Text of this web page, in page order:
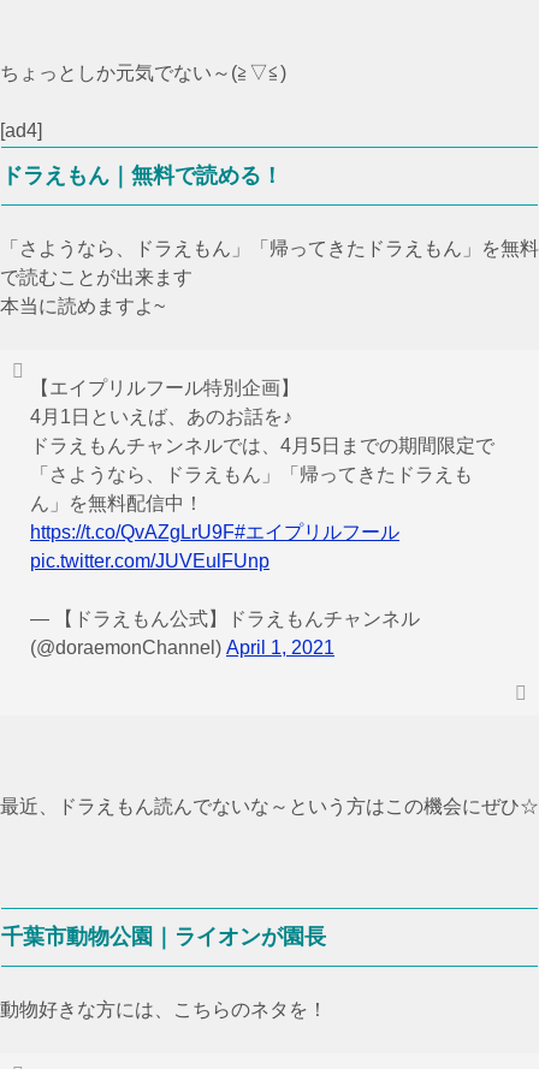
ちょっとしか元気でない～(≧▽≦)
[ad4]
ドラえもん｜無料で読める！
「さようなら、ドラえもん」「帰ってきたドラえもん」を無料
で読むことが出来ます
本当に読めますよ~
【エイプリルフール特別企画】
4月1日といえば、あのお話を♪
ドラえもんチャンネルでは、4月5日までの期間限定で
「さようなら、ドラえもん」「帰ってきたドラえも
ん」を無料配信中！
https://t.co/QvAZgLrU9F#エイプリルフール
pic.twitter.com/JUVEulFUnp
— 【ドラえもん公式】ドラえもんチャンネル
(@doraemonChannel) April 1, 2021
最近、ドラえもん読んでないな～という方はこの機会にぜひ☆
千葉市動物公園｜ライオンが園長
動物好きな方には、こちらのネタを！